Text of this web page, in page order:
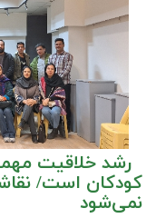
رشد خلاقیت
کودکان است/
نمی‌شود